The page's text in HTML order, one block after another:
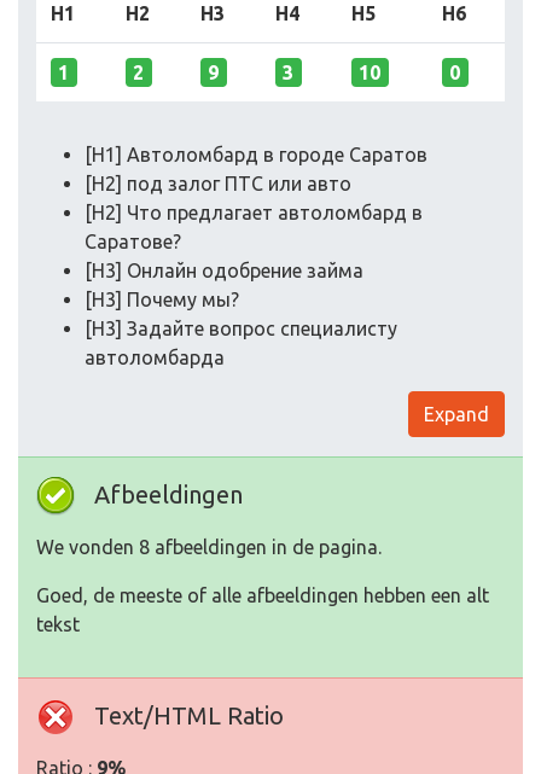
H1 H2 H3 H4 H5 H6
1 2 9 3 10 0
[H1] Автоломбард в городе Саратов
[H2] под залог ПТС или авто
[H2] Что предлагает автоломбард в
Саратове?
[H3] Онлайн одобрение займа
[H3] Почему мы?
[H3] Задайте вопрос специалисту
автоломбарда
Expand
Afbeeldingen
We vonden 8 afbeeldingen in de pagina.
Goed, de meeste of alle afbeeldingen hebben een alt
tekst
Text/HTML Ratio
Ratio : 9%